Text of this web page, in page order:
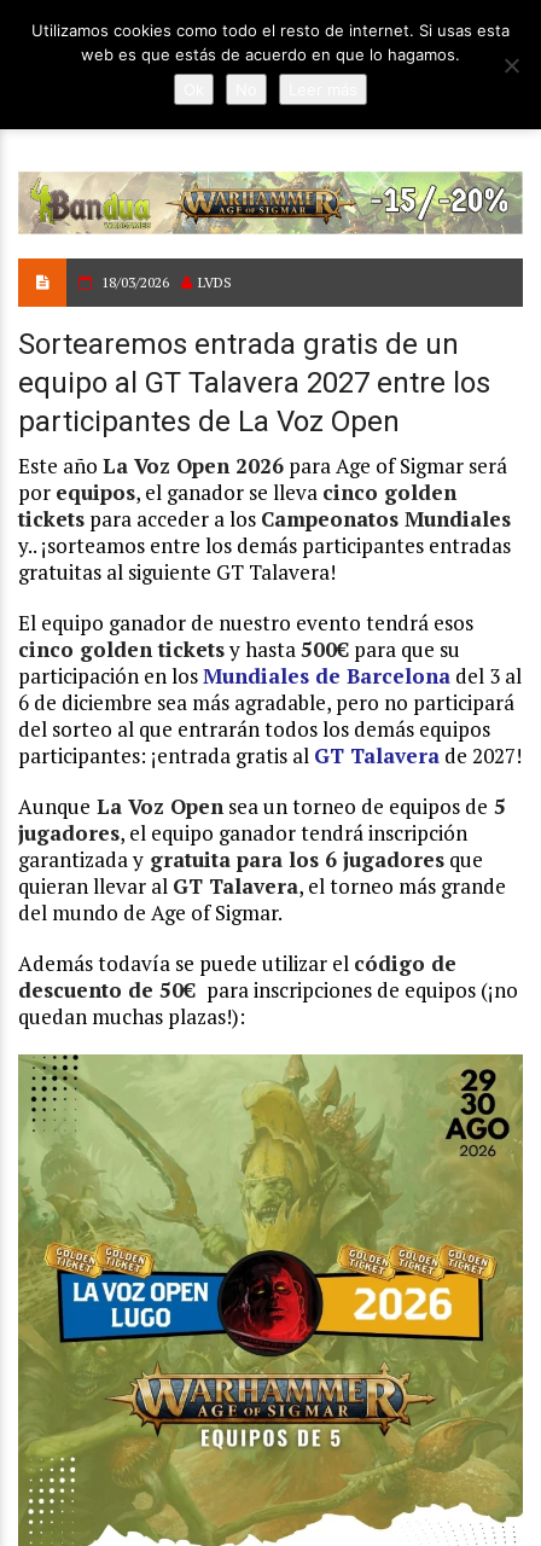
18/03/2026 LVDS
Sortearemos entrada gratis de un
equipo al GT Talavera 2027 entre los
participantes de La Voz Open
Este año La Voz Open 2026 para Age of Sigmar será
por equipos, el ganador se lleva cinco golden
tickets para acceder a los Campeonatos Mundiales
y.. ¡sorteamos entre los demás participantes entradas
gratuitas al siguiente GT Talavera!
El equipo ganador de nuestro evento tendrá esos
cinco golden ticketsy hasta500€ para que su
participación en losMundiales de Barcelona del 3 al
6 de diciembre sea más agradable, pero no participará
del sorteo al que entrarán todos los demás equipos
participantes: ¡entrada gratis al GT Talavera de 2027!
Aunque La Voz Open sea un torneo de equipos de 5
jugadores, el equipo ganador tendrá inscripción
garantizada y gratuita para los 6 jugadores que
quieran llevar al GT Talavera, el torneo más grande
del mundo de Age of Sigmar.
Además todavía se puede utilizar el código de
descuento de 50€ para inscripciones de equipos (¡no
quedan muchas plazas!):
Utilizamos cookies como todo el resto de internet. Si usas esta
web es que estás de acuerdo en que lo hagamos.